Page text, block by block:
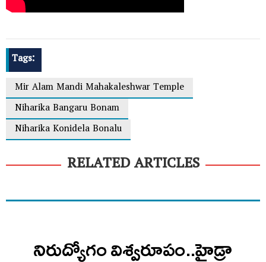
Tags:
Mir Alam Mandi Mahakaleshwar Temple
Niharika Bangaru Bonam
Niharika Konidela Bonalu
RELATED ARTICLES
నిరుద్యోగం విశ్వరూపం..హైడ్రా